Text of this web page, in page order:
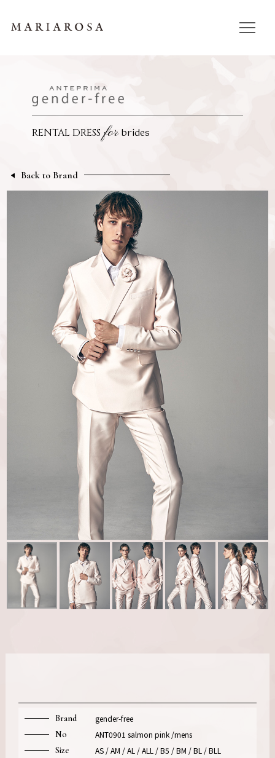
RENTAL DRESSforbrides
Back to Brand
Brand
gender-free
No
ANT0901 salmon pink /mens
Size
AS / AM / AL / ALL / B5 / BM / BL / BLL